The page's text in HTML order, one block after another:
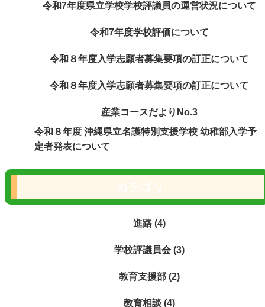
令和7年度県立学校学校評議員の運営状況について
令和7年度学校評価について
令和８年度入学志願者募集要項の訂正について
令和８年度入学志願者募集要項の訂正について
産業コースだよりNo.3
令和８年度 沖縄県立名護特別支援学校 幼稚部入学予
定者発表について
進路 (4)
学校評議員会 (3)
教育支援部 (2)
教育相談 (4)